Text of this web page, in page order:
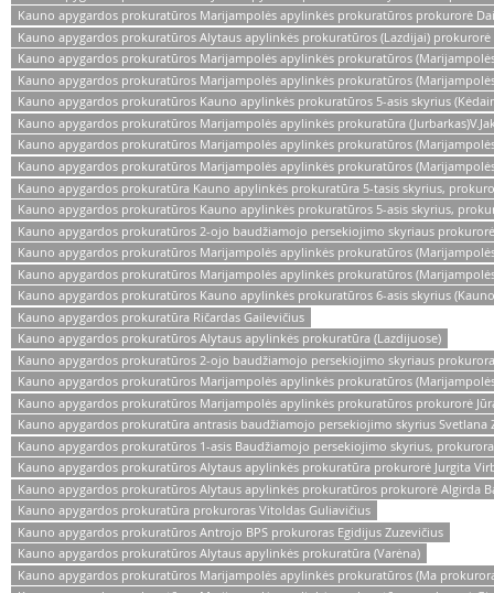
Kauno apygardos prokuratūros Marijampolės apylinkės prokuratūros prokurorė
Kauno apygardos prokuratūros Alytaus apylinkės prokuratūros (Lazdijai) prokurorė
Kauno apygardos prokuratūros Marijampolės apylinkės prokuratūros
Kauno apygardos prokuratūros Marijampolės apylinkės prokuratūros
Kauno apygardos prokuratūros Kauno apylinkės prokuratūros 5-asis skyrius
Kauno apygardos prokuratūros Marijampolės apylinkės prokuratūra
Kauno apygardos prokuratūros Marijampolės apylinkės prokuratūros
Kauno apygardos prokuratūros Marijampolės apylinkės prokuratūros
Kauno apygardos prokuratūra Kauno apylinkės prokuratūra 5-tasis skyrius,
Kauno apygardos prokuratūros Kauno apylinkės prokuratūros 5-asis skyrius,
Kauno apygardos prokuratūros 2-ojo baudžiamojo persekiojimo skyriaus
Kauno apygardos prokuratūros Marijampolės apylinkės prokuratūros
Kauno apygardos prokuratūros Marijampolės apylinkės prokuratūros
Kauno apygardos prokuratūros Kauno apylinkės prokuratūros 6-asis skyrius
Kauno apygardos prokuratūra Ričardas Gailevičius
Kauno apygardos prokuratūros Alytaus apylinkės prokuratūra (Lazdijuose)
Kauno apygardos prokuratūros 2-ojo baudžiamojo persekiojimo skyriaus
Kauno apygardos prokuratūros Marijampolės apylinkės prokuratūros
Kauno apygardos prokuratūros Marijampolės apylinkės prokuratūros prokurorė
Kauno apygardos prokuratūra antrasis baudžiamojo persekiojimo skyrius Svetlana
Kauno apygardos prokuratūros 1-asis Baudžiamojo persekiojimo skyrius,
Kauno apygardos prokuratūros Alytaus apylinkės prokuratūra prokurorė Jurgita
Kauno apygardos prokuratūros Alytaus apylinkės prokuratūros prokurorė Algirda
Kauno apygardos prokuratūra prokuroras Vitoldas Guliavičius
Kauno apygardos prokuratūros Antrojo BPS prokuroras Egidijus Zuzevičius
Kauno apygardos prokuratūros Alytaus apylinkės prokuratūra (Varėna)
Kauno apygardos prokuratūros Marijampolės apylinkės prokuratūros (Ma